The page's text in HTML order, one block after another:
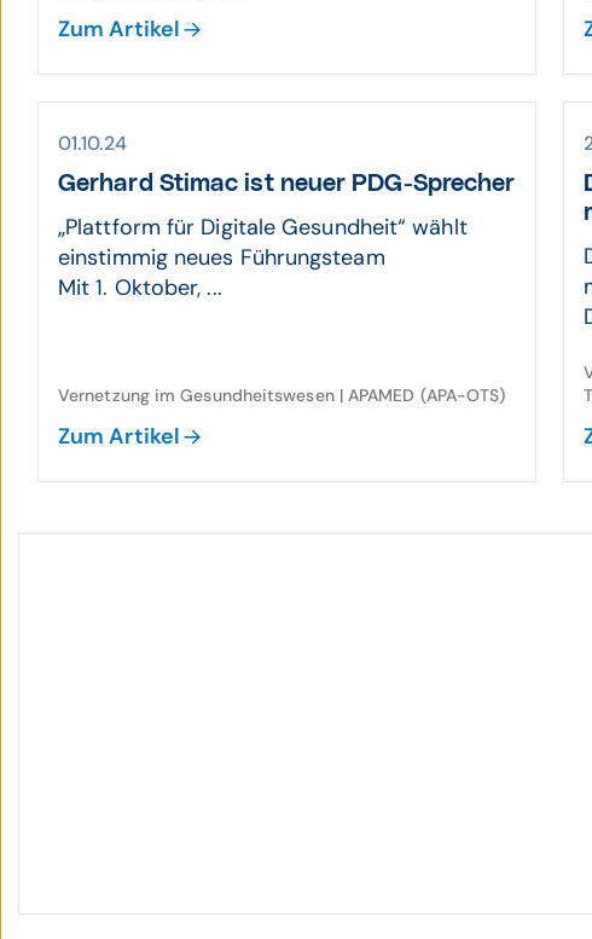
Zum Artikel
01.10.24
Gerhard Stimac ist neuer PDG-Sprecher
„Plattform für Digitale Gesundheit“ wählt
einstimmig neues Führungsteam
Mit 1. Oktober, ...
Vernetzung im Gesundheitswesen | APAMED (APA-OTS)
Zum Artikel